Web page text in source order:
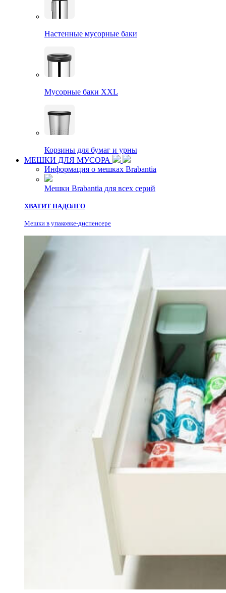
Настенные мусорные баки
Мусорные баки XXL
Корзины для бумаг и урны
МЕШКИ ДЛЯ МУСОРА
Информация о мешках Brabantia
Мешки Brabantia для всех серий
ХВАТИТ НАДОЛГО
Мешки в упаковке-диспенсере